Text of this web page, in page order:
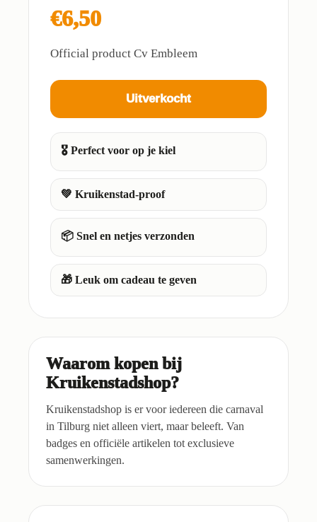
€6,50
Official product Cv Embleem
Uitverkocht
🎖️ Perfect voor op je kiel
💚 Kruikenstad-proof
📦 Snel en netjes verzonden
🎁 Leuk om cadeau te geven
Waarom kopen bij
Kruikenstadshop?
Kruikenstadshop is er voor iedereen die carnaval
in Tilburg niet alleen viert, maar beleeft. Van
badges en officiële artikelen tot exclusieve
samenwerkingen.